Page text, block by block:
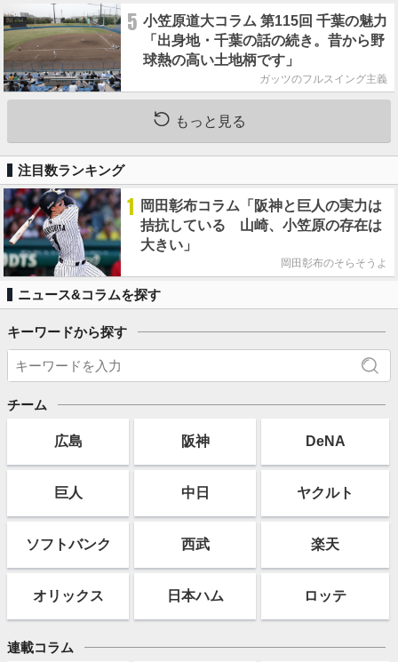
5 小笠原道大コラム 第115回 千葉の魅力
「出身地・千葉の話の続き。昔から野
球熱の高い土地柄です」
ガッツのフルスイング主義
もっと見る
注目数ランキング
1
岡田彰布コラム「阪神と巨人の実力は
拮抗している 山崎、小笠原の存在は
大きい」
岡田彰布のそらそうよ
ニュース&コラムを探す
キーワードから探す
チーム
広島 阪神 DeNA
巨人 中日 ヤクルト
ソフトバンク 西武 楽天
オリックス 日本ハム ロッテ
連載コラム